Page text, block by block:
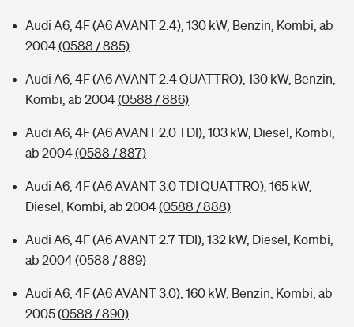
Audi A6, 4F (A6 AVANT 2.4), 130 kW, Benzin, Kombi, ab
2004(0588 / 885)
Audi A6, 4F (A6 AVANT 2.4 QUATTRO), 130 kW, Benzin,
Kombi, ab 2004(0588 / 886)
Audi A6, 4F (A6 AVANT 2.0 TDI), 103 kW, Diesel, Kombi,
ab 2004(0588 / 887)
Audi A6, 4F (A6 AVANT 3.0 TDI QUATTRO), 165 kW,
Diesel, Kombi, ab 2004(0588 / 888)
Audi A6, 4F (A6 AVANT 2.7 TDI), 132 kW, Diesel, Kombi,
ab 2004(0588 / 889)
Audi A6, 4F (A6 AVANT 3.0), 160 kW, Benzin, Kombi, ab
2005(0588 / 890)